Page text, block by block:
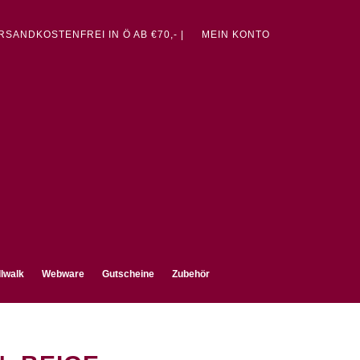
IN Ö AB €70,- | MEIN KONTO
Webware Gutscheine Zubehör